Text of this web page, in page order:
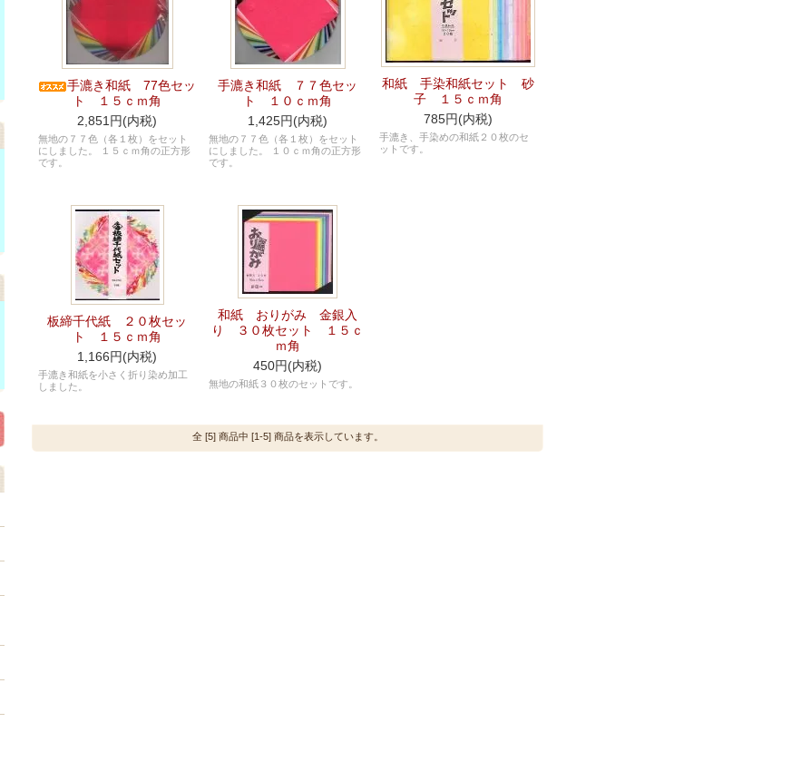
手漉き和紙 77色セッ
ト １５ｃｍ角
2,851円(内税)
無地の７７色（各１枚）をセット
にしました。 １５ｃｍ角の正方形
です。
手漉き和紙 ７７色セッ
ト １０ｃｍ角
1,425円(内税)
無地の７７色（各１枚）をセット
にしました。 １０ｃｍ角の正方形
です。
和紙 手染和紙セット 砂
子 １５ｃｍ角
785円(内税)
手漉き、手染めの和紙２０枚のセ
ットです。
板締千代紙 ２０枚セッ
ト １５ｃｍ角
1,166円(内税)
手漉き和紙を小さく折り染め加工
しました。
和紙 おりがみ 金銀入
り ３０枚セット １５ｃ
ｍ角
450円(内税)
無地の和紙３０枚のセットです。
全 [5] 商品中 [1-5] 商品を表示しています。